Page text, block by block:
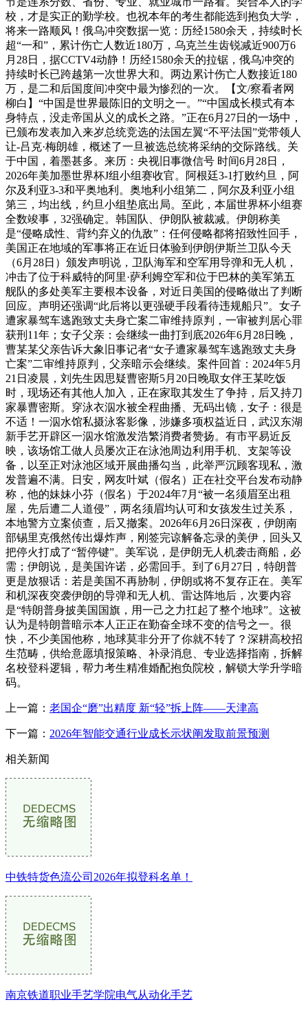
校，才是实正的勤学校。也祝本年的考生都能选到抱负大学，
将来一路顺风！俄乌冲突数据一览：历经1580余天，持续时长
超“一和”，累计伤亡人数近180万，乌克兰生齿锐减近900万6
月28日，据CCTV4动静！历经1580余天的拉锯，俄乌冲突的
持续时长已跨越第一次世界大和。两边累计伤亡人数接近180
万，是二和后国度间冲突中最为惨烈的一次。【文/察看者网
柳白】“中国是世界最陈旧的文明之一。”“中国成长模式有本
身特点，没走帝国从义的成长之路。”正在6月27日的一场中，
已颁布发表加入来岁总统竞选的法国左翼“不平法国”党带领人
让-吕克·梅朗雄，概述了一旦被选总统将采纳的交际路线。关
于中国，着墨甚多。来历：央视旧事微信号 时间6月28日，
2026年美加墨世界杯J组小组赛收官。阿根廷3-1打败约旦，阿
尔及利亚3-3和平奥地利。奥地利小组第二，阿尔及利亚小组
第三，均出线，约旦小组垫底出局。至此，本届世界杯小组赛
全数竣事，32强确定。韩国队、伊朗队被裁减。伊朗称美
是“侵略成性、背约弃义的仇敌”：任何侵略都将招致性回手，
美国正在地域的军事将正在近日体验到伊朗伊斯兰卫队今天
（6月28日）颁发声明说，卫队海军和空军用导弹和无人机，
冲击了位于科威特的阿里·萨利姆空军和位于巴林的美军第五
舰队的多处美军主要根本设备，对近日美国的侵略做出了判断
回应。声明还强调“此后将以更强硬手段看待违规船只”。女子
遭家暴驾车逃跑致丈夫身亡案二审维持原判，一审被判居心罪
获刑11年；女子父亲：会继续一曲打到底2026年6月28日晚，
曹某某父亲告诉大象旧事记者“女子遭家暴驾车逃跑致丈夫身
亡案”二审维持原判，父亲暗示会继续。案件回首：2024年5月
21日凌晨，刘先生因思疑曹密斯5月20日晚取女伴王某吃饭
时，现场还有其他人加入，正在家取其发生了争持，后又持刀
家暴曹密斯。穿泳衣泅水被全程曲播、无码出镜，女子：很是
不适！一泅水馆私摄泳客影像，涉嫌多项权益近日，武汉东湖
新手艺开辟区一泅水馆激发浩繁消费者赞扬。有市平易近反
映，该场馆工做人员屡次正在泳池周边利用手机、支架等设
备，以至正对泳池区域开展曲播勾当，此举严沉顾客现私，激
发普遍不满。日安，网友叶斌（假名）正在社交平台发布动静
称，他的妹妹小芬（假名）于2024年7月“被一名须眉至出租
屋，先后遭二人道侵”，两名须眉均认可和女孩发生过关系，
本地警方立案侦查，后又撤案。2026年6月26日深夜，伊朗南
部锡里克俄然传出爆炸声，刚签完谅解备忘录的美伊，回头又
把停火打成了“暂停键”。美军说，是伊朗无人机袭击商船，必
需；伊朗说，是美国许诺，必需回手。到了6月27日，特朗普
更是放狠话：若是美国不再胁制，伊朗或将不复存正在。美军
和机深夜突袭伊朗的导弹和无人机、雷达阵地后，次要内容
是“特朗普身披美国国旗，用一己之力扛起了整个地球”。这被
认为是特朗普暗示本人正正在勤奋全球不变的信号之一。很
快，不少美国他称，地球莫非分开了你就不转了？深耕高校招
生范畴，供给意愿填报策略、补录消息、专业选择指南，拆解
名校登科逻辑，帮力考生精准婚配抱负院校，解锁大学升学暗
码。
上一篇： 老国企“磨”出精度 新“轻”拆上阵——天津高
下一篇： 2026年智能交通行业成长示状阐发取前景预测
相关新闻
中铁特货色流公司2026年拟登科名单！
南京铁道职业手艺学院电气从动化手艺